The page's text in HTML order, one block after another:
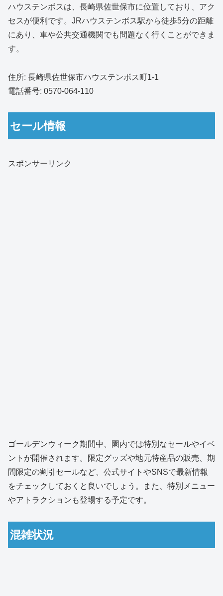
ハウステンボスは、長崎県佐世保市に位置しており、アク
セスが便利です。JRハウステンボス駅から徒歩5分の距離
にあり、車や公共交通機関でも問題なく行くことができま
す。
住所: 長崎県佐世保市ハウステンボス町1-1
電話番号: 0570-064-110
セール情報
スポンサーリンク
ゴールデンウィーク期間中、園内では特別なセールやイベ
ントが開催されます。限定グッズや地元特産品の販売、期
間限定の割引セールなど、公式サイトやSNSで最新情報
をチェックしておくと良いでしょう。また、特別メニュー
やアトラクションも登場する予定です。
混雑状況